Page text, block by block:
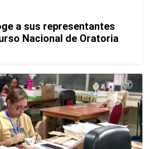
a sus representantes
Nacional de Oratoria